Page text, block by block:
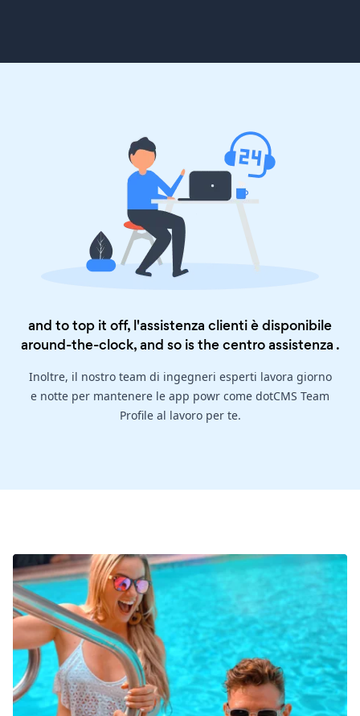
and to top it off, l'assistenza clienti è disponibile
around-the-clock, and so is thecentro assistenza .
Inoltre, il nostro team di ingegneri esperti lavora giorno
e notte per mantenere le app powr come dotCMS Team
Profile al lavoro per te.